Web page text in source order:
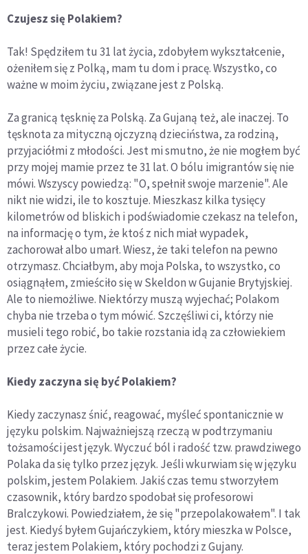
Czujesz się Polakiem?
Tak! Spędziłem tu 31 lat życia, zdobyłem wykształcenie,
ożeniłem się z Polką, mam tu dom i pracę. Wszystko, co
ważne w moim życiu, związane jest z Polską.
Za granicą tęsknię za Polską. Za Gujaną też, ale inaczej. To
tęsknota za mityczną ojczyzną dzieciństwa, za rodziną,
przyjaciółmi z młodości. Jest mi smutno, że nie mogłem być
przy mojej mamie przez te 31 lat. O bólu imigrantów się nie
mówi. Wszyscy powiedzą: "O, spełnił swoje marzenie". Ale
nikt nie widzi, ile to kosztuje. Mieszkasz kilka tysięcy
kilometrów od bliskich i podświadomie czekasz na telefon,
na informację o tym, że ktoś z nich miał wypadek,
zachorował albo umarł. Wiesz, że taki telefon na pewno
otrzymasz. Chciałbym, aby moja Polska, to wszystko, co
osiągnąłem, zmieściło się w Skeldon w Gujanie Brytyjskiej.
Ale to niemożliwe. Niektórzy muszą wyjechać; Polakom
chyba nie trzeba o tym mówić. Szczęśliwi ci, którzy nie
musieli tego robić, bo takie rozstania idą za człowiekiem
przez całe życie.
Kiedy zaczyna się być Polakiem?
Kiedy zaczynasz śnić, reagować, myśleć spontanicznie w
języku polskim. Najważniejszą rzeczą w podtrzymaniu
tożsamości jest język. Wyczuć ból i radość tzw. prawdziwego
Polaka da się tylko przez język. Jeśli wkurwiam się w języku
polskim, jestem Polakiem. Jakiś czas temu stworzyłem
czasownik, który bardzo spodobał się profesorowi
Bralczykowi. Powiedziałem, że się "przepolakowałem". I tak
jest. Kiedyś byłem Gujańczykiem, który mieszka w Polsce,
teraz jestem Polakiem, który pochodzi z Gujany.